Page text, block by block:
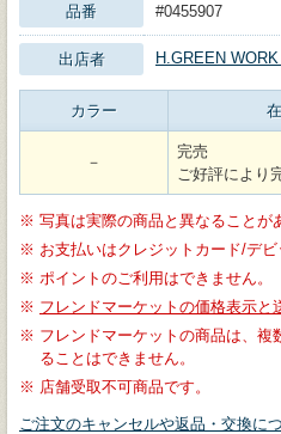
品番 #0455907
出店者 H.GREEN
カラー
－
完売
ご好評により
※ 写真は実際の商品と異なることが
※ お支払いはクレジットカード/デビ
※ ポイントのご利用はできません。
※ フレンドマーケットの価格表示と
※ フレンドマーケットの商品は、複
ることはできません。
※ 店舗受取不可商品です。
ご注文のキャンセルや返品・交換に